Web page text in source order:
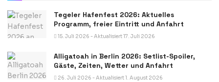
Tegeler Hafenfest 2026: Aktuelles
Programm, freier Eintritt und Anfahrt
15. Juli 2026 - Aktualisiert 17. Juli 2026
Alligatoah in Berlin 2026: Setlist-Spoiler,
Gäste, Zeiten, Wetter und Anfahrt
26. Juli 2026 - Aktualisiert 1. August 2026